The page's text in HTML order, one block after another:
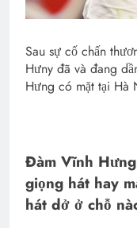
Sau sự cố chấn
Hưny đã và đang
Hưng có mặt tại Hà
Đàm Vĩnh
giọng hát hay
hát dở ở chỗ